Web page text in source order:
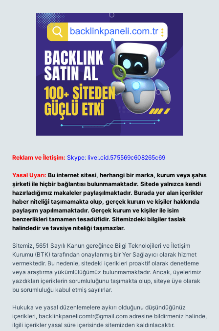
Reklam ve İletişim: Skype: live:.cid.575569c608265c69
Yasal Uyarı: Bu internet sitesi, herhangi bir marka, kurum veya şahıs
şirketi ile hiçbir bağlantısı bulunmamaktadır. Sitede yalnızca kendi
hazırladığımız makaleler paylaşılmaktadır. Burada yer alan içerikler
haber niteliği taşımamakta olup, gerçek kurum ve kişiler hakkında
paylaşım yapılmamaktadır. Gerçek kurum ve kişiler ile isim
benzerlikleri tamamen tesadüfidir. Sitemizdeki bilgiler taslak
halindedir ve tavsiye niteliği taşımazlar.
Sitemiz, 5651 Sayılı Kanun gereğince Bilgi Teknolojileri ve İletişim
Kurumu (BTK) tarafından onaylanmış bir Yer Sağlayıcı olarak hizmet
vermektedir. Bu nedenle, sitedeki içerikleri proaktif olarak denetleme
veya araştırma yükümlülüğümüz bulunmamaktadır. Ancak, üyelerimiz
yazdıkları içeriklerin sorumluluğunu taşımakta olup, siteye üye olarak
bu sorumluluğu kabul etmiş sayılırlar.
Hukuka ve yasal düzenlemelere aykırı olduğunu düşündüğünüz
içerikleri, backlinkpanelicomtr@gmail.com adresine bildirmeniz halinde,
ilgili içerikler yasal süre içerisinde sitemizden kaldırılacaktır.